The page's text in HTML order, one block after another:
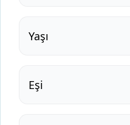
Yaşı
Eşi